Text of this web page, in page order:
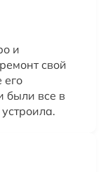
и
свой
его
были все в